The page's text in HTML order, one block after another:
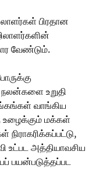
பிரதான
வேண்டும்.
நலன்களை உறுதி
வாங்கிய
உழைக்கும் மக்கள்
உட்பட அத்தியாவசிய
பயன்படுத்தப்பட